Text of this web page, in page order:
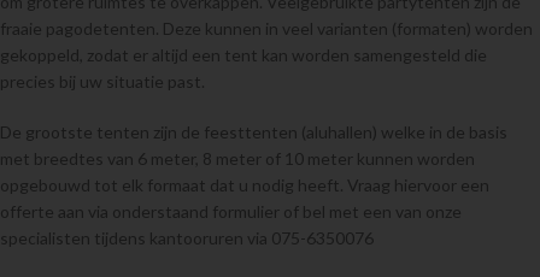
fraaie pagodetenten. Deze kunnen in veel varianten (formaten) worden
gekoppeld, zodat er altijd een tent kan worden samengesteld die
precies bij uw situatie past.
De grootste tenten zijn de feesttenten (aluhallen) welke in de basis
met breedtes van 6 meter, 8 meter of 10 meter kunnen worden
opgebouwd tot elk formaat dat u nodig heeft. Vraag hiervoor een
offerte aan via onderstaand formulier of bel met een van onze
specialisten tijdens kantooruren via 075-6350076